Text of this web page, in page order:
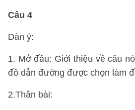
Câu 4
Dàn ý:
1. Mở đầu: Giới thiệu về câu
đồ dẫn đường được chọn làm
2.Thân bài: